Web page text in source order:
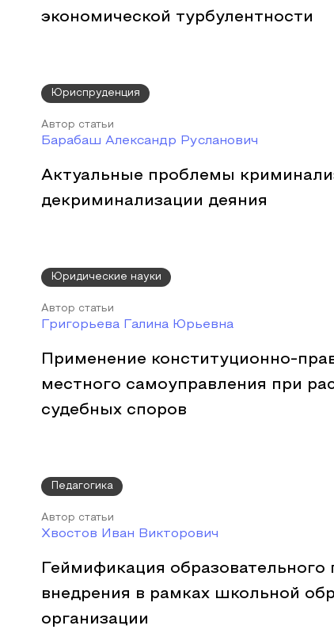
экономической турбулентности
Юриспруденция
Автор статьи
Барабаш Александр Русланович
Актуальные проблемы
декриминализации деяния
Юридические науки
Автор статьи
Григорьева Галина Юрьевна
Применение конституционно-
местного самоуправления при
судебных споров
Педагогика
Автор статьи
Хвостов Иван Викторович
Геймификация образовательного
внедрения в рамках школьной
организации